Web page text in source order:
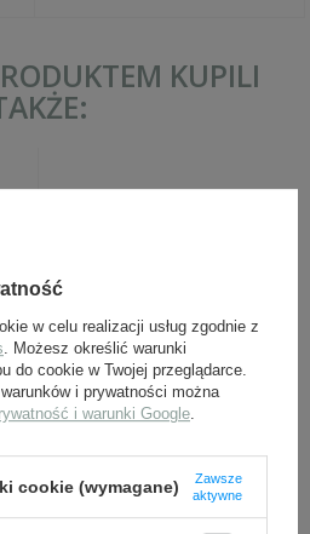
KUPILI
Żabka do bagnetu
austrowęgierskiego 88/95,
replika
w celu realizacji usług zgodnie z
. Możesz określić warunki
do cookie w Twojej przeglądarce.
i prywatności można
i warunki Google.
cookie (wymagane)
Zawsze
aktywne